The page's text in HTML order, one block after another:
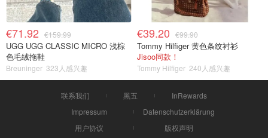
€71.92 €159.99
UGG UGG CLASSIC MICRO 浅棕
色毛绒拖鞋
Breuninger 323人感兴趣
€39.20 €99.90
Tommy Hilfiger 黄色条纹衬衫
Jisoo同款！
Tommy Hilfiger 240人感兴趣
联系我们 黑五
InRewards
Impressum
Datenschutzerklärung
用户协议
版权声明